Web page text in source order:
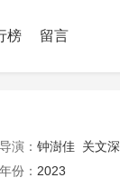
榜 留言
陈山聪 谭俊彦 陈敏之
导演： 钟澍佳 关文深
年份： 2023